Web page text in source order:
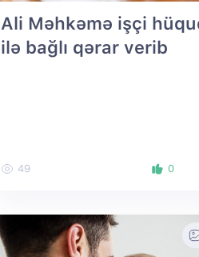
Ali Məhkəmə işçi
ilə bağlı qərar verib
49 0